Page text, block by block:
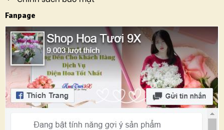
Fanpage